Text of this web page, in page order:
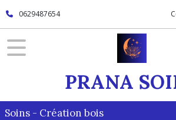
0629487654
PRANA
Soins - Création bois